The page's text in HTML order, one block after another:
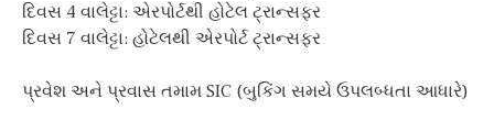
દિવસ 4 વાલેટ્ટા: એરપોર્ટથી હોટેલ ટ્રાન્સફર
દિવસ 7 વાલેટ્ટા: હોટેલથી એરપોર્ટ ટ્રાન્સફર
પ્રવેશ અને પ્રવાસ તમામ SIC (બુકિંગ સમયે ઉપલબ્ધતા આધારે)